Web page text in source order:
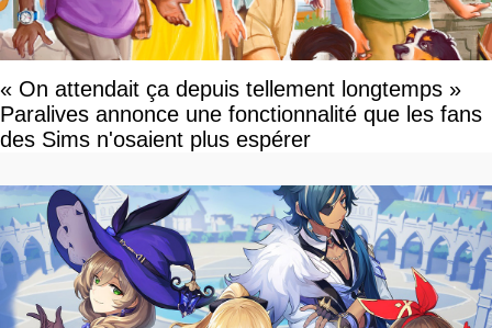
« On attendait ça depuis tellement longtemps »
Paralives annonce une fonctionnalité que les fans
des Sims n'osaient plus espérer